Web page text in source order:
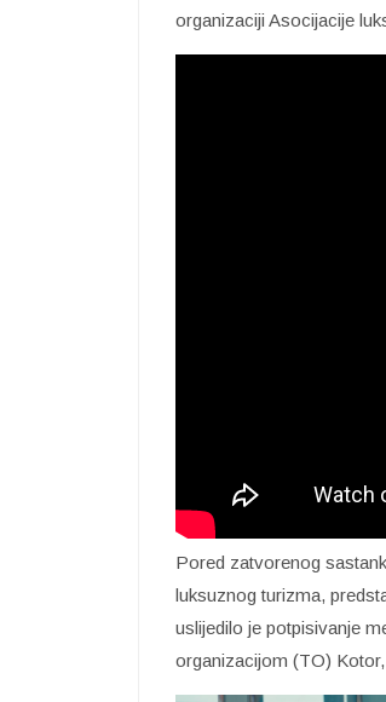
organizaciji Asocijacije
Pored zatvorenog
luksuznog turizma,
uslijedilo je potpisivanje
organizacijom (TO)